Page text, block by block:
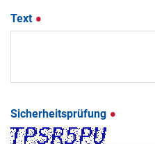
Text
Sicherheitsprüfung